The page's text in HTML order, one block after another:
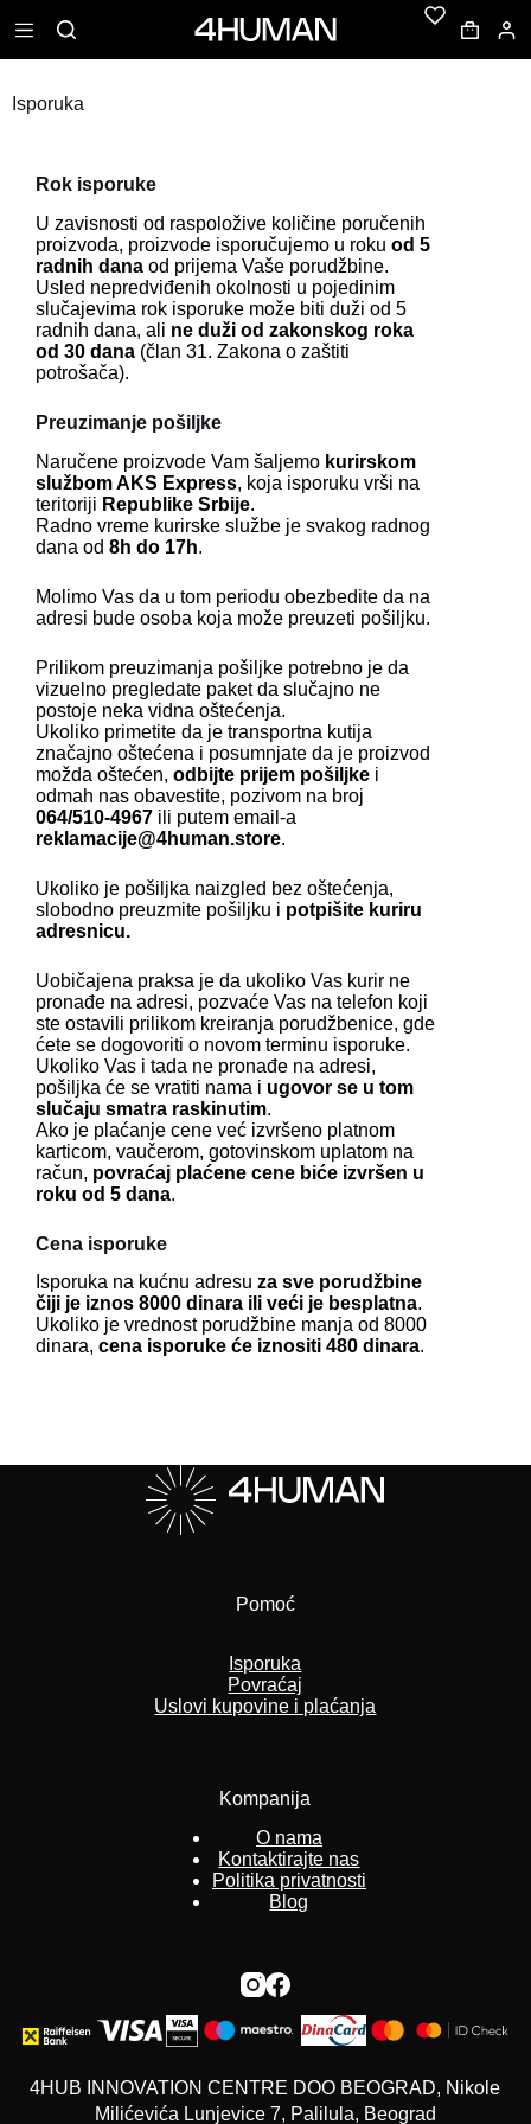
P
r
e
i
Isporuka
Rok isporuke
U zavisnosti od raspoložive količine poručenih
proizvoda, proizvode isporučujemo u roku od 5
radnih dana od prijema Vaše porudžbine.
Usled nepredviđenih okolnosti u pojedinim
slučajevima rok isporuke može biti duži od 5
radnih dana, ali ne duži od zakonskog roka
od 30 dana (član 31. Zakona o zaštiti
potrošača).
Preuzimanje pošiljke
Naručene proizvode Vam šaljemo kurirskom
službom AKS Express, koja isporuku vrši na
teritoriji Republike Srbije.
Radno vreme kurirske službe je svakog radnog
dana od 8h do 17h.
Molimo Vas da u tom periodu obezbedite da na
adresi bude osoba koja može preuzeti pošiljku.
Prilikom preuzimanja pošiljke potrebno je da
vizuelno pregledate paket da slučajno ne
postoje neka vidna oštećenja.
Ukoliko primetite da je transportna kutija
značajno oštećena i posumnjate da je proizvod
možda oštećen, odbijte prijem pošiljke i
odmah nas obavestite, pozivom na broj
064/510-4967 ili putem email-a
reklamacije@4human.store.
Ukoliko je pošiljka naizgled bez oštećenja,
slobodno preuzmite pošiljku i potpišite kuriru
adresnicu.
Uobičajena praksa je da ukoliko Vas kurir ne
pronađe na adresi, pozvaće Vas na telefon koji
ste ostavili prilikom kreiranja porudžbenice, gde
ćete se dogovoriti o novom terminu isporuke.
Ukoliko Vas i tada ne pronađe na adresi,
pošiljka će se vratiti nama i ugovor se u tom
slučaju smatra raskinutim.
Ako je plaćanje cene već izvršeno platnom
karticom, vaučerom, gotovinskom uplatom na
račun, povraćaj plaćene cene biće izvršen u
roku od 5 dana.
Cena isporuke
Isporuka na kućnu adresu za sve porudžbine
čiji je iznos 8000 dinara ili veći je besplatna.
Ukoliko je vrednost porudžbine manja od 8000
dinara, cena isporuke će iznositi 480 dinara.
Pomoć
Isporuka
Povraćaj
Uslovi kupovine i plaćanja
Kompanija
O nama
Kontaktirajte nas
Politika privatnosti
Blog
4HUB INNOVATION CENTRE DOO BEOGRAD, Nikole
Milićevića Lunjevice 7, Palilula, Beograd